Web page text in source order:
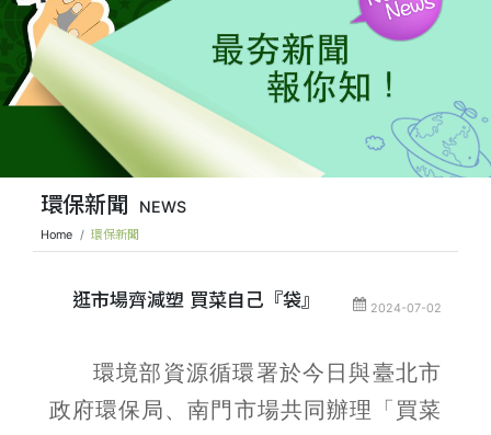
環保新聞 NEWS
Home 環保新聞
逛市場齊減塑 買菜自己『袋』 2024-07-02
環境部資源循環署於今日與臺北市
政府環保局、南門市場共同辦理「買菜